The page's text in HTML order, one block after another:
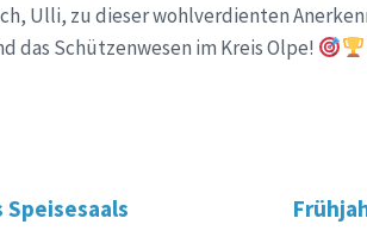
Ulli, zu dieser wohlverdienten
das Schützenwesen im Kreis Olpe!